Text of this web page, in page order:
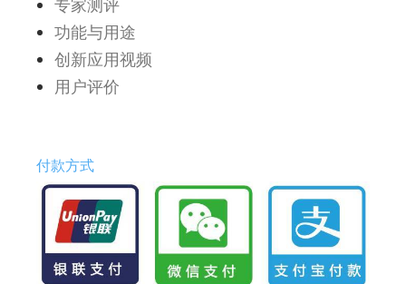
专家测评
功能与用途
创新应用视频
用户评价
付款方式